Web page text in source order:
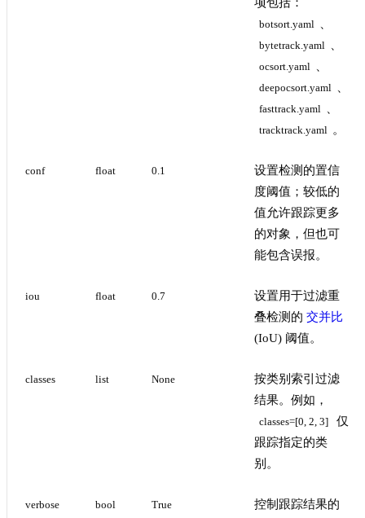
botsort.yaml
bytetrack.yaml
ocsort.yaml
deepocsort.yaml
fasttrack.yaml
tracktrack.yaml 。
conf float 0.1
设置检测的置信
度阈值；较低的
值允许跟踪更多
的对象，但也可
能包含误报。
iou float 0.7
设置用于过滤重
叠检测的 交并比
(IoU) 阈值。
classes list None
按类别索引过滤
结果。例如，
classes=[0, 2, 3]
仅
跟踪指定的类
别。
verbose bool True
控制跟踪结果的